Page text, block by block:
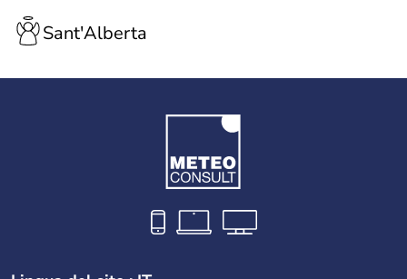
Sant'Alberta